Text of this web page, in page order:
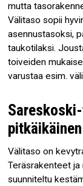
mutta
Välitaso sopii
asennustasoksi,
taukotilaksi.
toiveiden
varustaa esim.
pitkäikäinen
Välitaso on
Teräsrakenteet
suunniteltu